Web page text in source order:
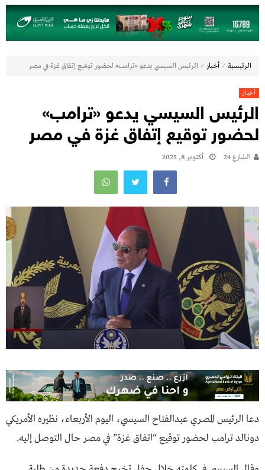
الرئيسية ⁄ أخبار ⁄ الرئيس السيسي يدعو «ترامب» لحضور توقيع إتفاق غزة في مصر
أخبار
الرئيس السيسي يدعو «ترامب»
لحضور توقيع إتفاق غزة في مصر
الشارع 24 أكتوبر 8, 2025
دعا الرئيس المصري عبدالفتاح السيسي، اليوم الأربعاء، نظيره الأمريكي
دونالد ترامب لحضور توقيع “اتفاق غزة” في مصر حال التوصل إليه.